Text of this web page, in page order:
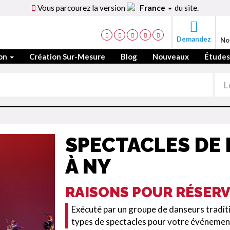
Vous parcourez la version France du site.
Demandez
Création Sur-Mesure Blog Nouveaux
SPECTACLES DE
À NY
RAISONS POUR
Exécuté par un groupe de danseurs
types de spectacles pour votre